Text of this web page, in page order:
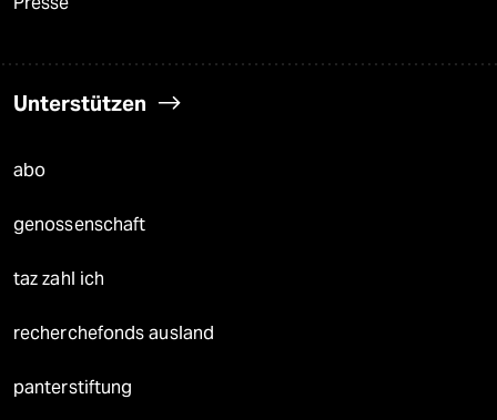
Unterstützen
abo
genossenschaft
taz zahl ich
recherchefonds ausland
panterstiftung